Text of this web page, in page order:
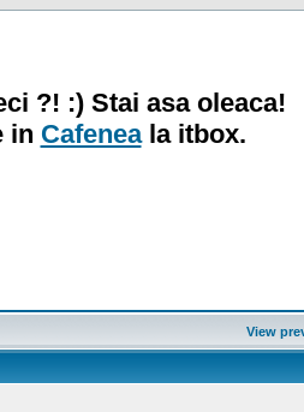
?! :) Stai asa oleaca!
in Cafeneala itbox.
View